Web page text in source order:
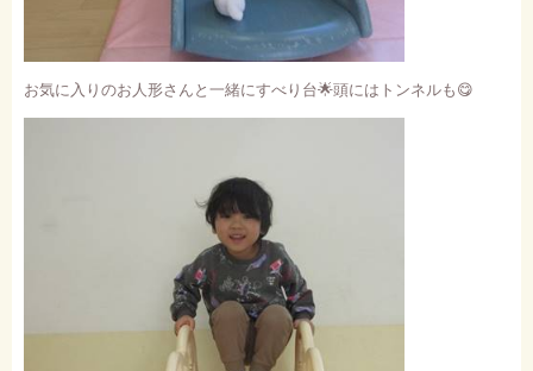
お気に入りのお人形さんと一緒にすべり台🌟頭にはトンネルも 😋